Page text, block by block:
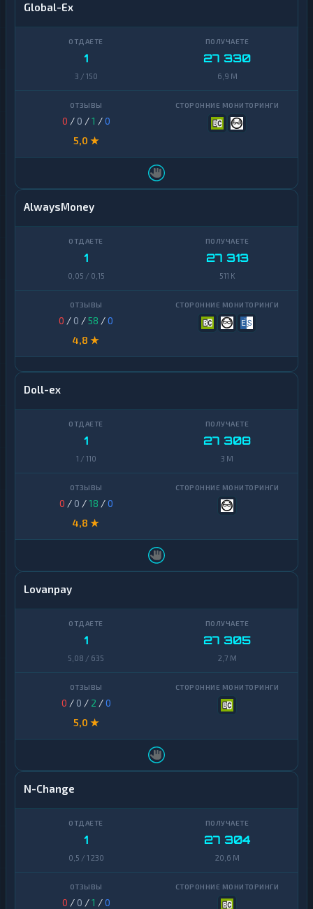
Global-Ex
1
3 / 150
27 330
6,9 M
0 / 0 /1 /0
5,0 ★
AlwaysMoney
1
0,05 / 0,15
27 313
511 K
0 / 0 /58 /0
4,8 ★
Doll-ex
1
1 / 110
27 308
3 M
0 / 0 /18 /0
4,8 ★
Lovanpay
1
5,08 / 635
27 305
2,7 M
0 / 0 / 2 /0
5,0 ★
N-Change
1
0,5 / 1 230
27 304
20,6 M
0 / 0 /1 /0